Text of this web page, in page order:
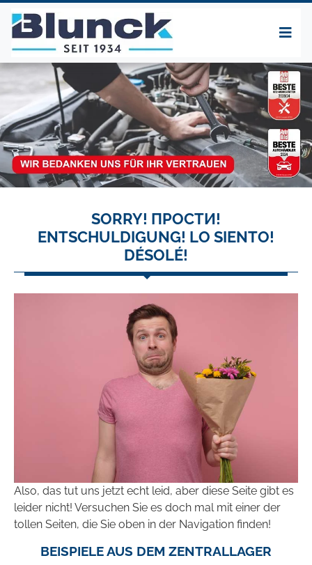
SORRY! ПРОСТИ!
ENTSCHULDIGUNG! LO SIENTO!
DÉSOLÉ!
Also, das tut uns jetzt echt leid, aber diese Seite gibt es
leider nicht! Versuchen Sie es doch mal mit einer der
tollen Seiten, die Sie oben in der Navigation finden!
BEISPIELE AUS DEM ZENTRALLAGER